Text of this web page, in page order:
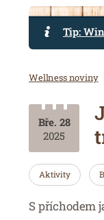
Tip:
Wellness noviny
Bře. 28
2025
Aktivity
S příchodem